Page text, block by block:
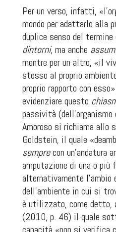
Per un verso, infatti,
mondo per adattarlo alla
duplice senso del
dintorni, ma anche
mentre per un altro, «il
stesso al proprio
proprio rapporto con
evidenziare questo
passività (dell’organismo
Amoroso si richiama allo
Goldstein, il quale
semprecon un’andatura
amputazione di una o più
alternativamente
dell’ambiente in cui si
è utilizzato, come detto,
(2010, p. 46) il quale